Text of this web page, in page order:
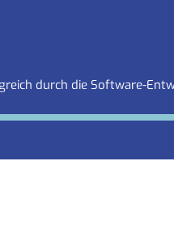
durch die Software-